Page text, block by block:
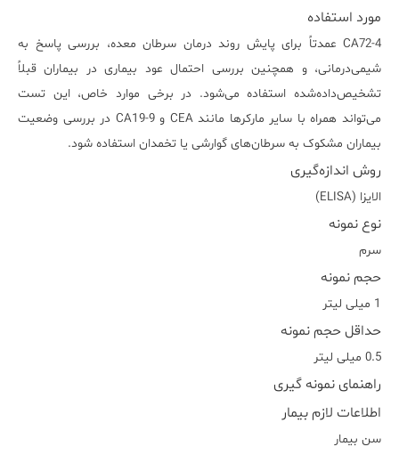
مورد استفاده
CA72-4 عمدتاً برای پایش روند درمان سرطان معده، بررسی پاسخ به
شیمی‌درمانی، و همچنین بررسی احتمال عود بیماری در بیماران قبلاً
تشخیص‌داده‌شده استفاده می‌شود. در برخی موارد خاص، این تست
می‌تواند همراه با سایر مارکرها مانند CEA و CA19-9 در بررسی وضعیت
بیماران مشکوک به سرطان‌های گوارشی یا تخمدان استفاده شود.
روش اندازه‌گیری
الایزا (ELISA)
نوع نمونه
سرم
حجم نمونه
1 میلی لیتر
حداقل حجم نمونه
0.5 میلی لیتر
راهنمای نمونه گیری
اطلاعات لازم بیمار
سن بیمار